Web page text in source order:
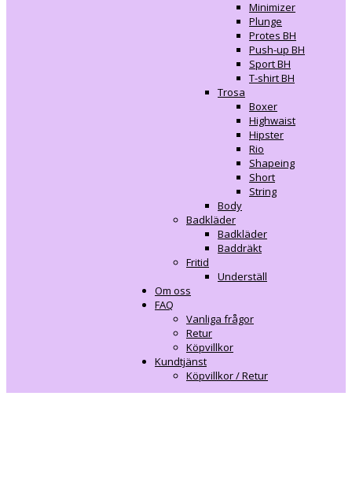
Minimizer
Plunge
Protes BH
Push-up BH
Sport BH
T-shirt BH
Trosa
Boxer
Highwaist
Hipster
Rio
Shapeing
Short
String
Body
Badkläder
Badkläder
Baddräkt
Fritid
Underställ
Om oss
FAQ
Vanliga frågor
Retur
Köpvillkor
Kundtjänst
Köpvillkor / Retur